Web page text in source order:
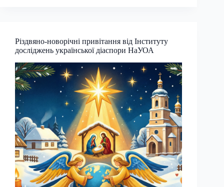
Різдвяно-новорічні привітання від Інституту
досліджень української діаспори НаУОА